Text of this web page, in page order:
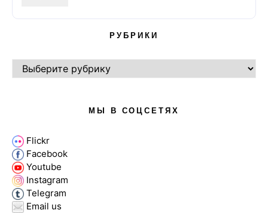
РУБРИКИ
РУБРИКИ
МЫ В СОЦСЕТЯХ
Flickr
Facebook
Youtube
Instagram
Telegram
Email us